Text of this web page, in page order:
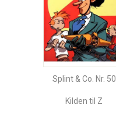
Splint & Co. Nr. 50
Kilden til Z